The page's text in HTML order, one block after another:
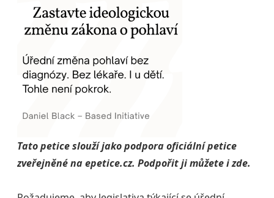
Tato petice slouží jako podpora oficiální petice
zveřejněné na epetice.cz. Podpořit ji můžete i zde.